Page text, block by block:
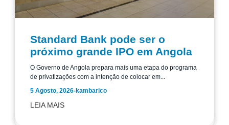
Standard Bank pode ser o
próximo grande IPO em Angola
O Governo de Angola prepara mais uma etapa do programa
de privatizações com a intenção de colocar em...
5 Agosto, 2026-kambarico
LEIA MAIS